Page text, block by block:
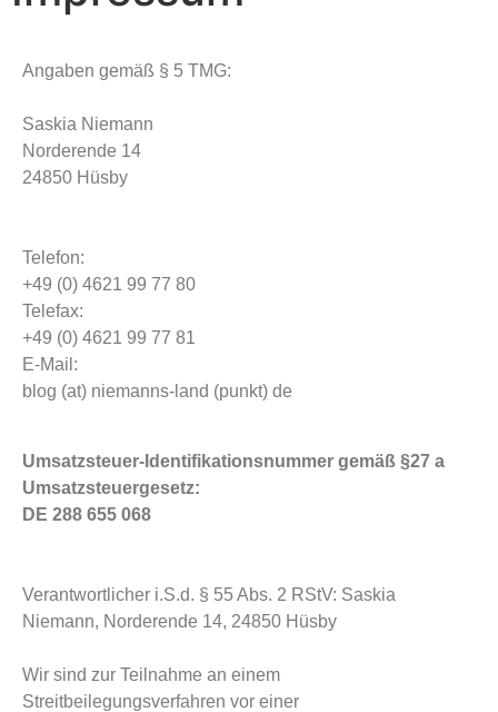
Angaben gemäß § 5 TMG:
Saskia Niemann
Norderende 14
24850 Hüsby
Telefon:
+49 (0) 4621 99 77 80
Telefax:
+49 (0) 4621 99 77 81
E-Mail:
blog (at) niemanns-land (punkt) de
Umsatzsteuer-Identifikationsnummer gemäß §27 a
Umsatzsteuergesetz:
DE 288 655 068
Verantwortlicher i.S.d. § 55 Abs. 2 RStV: Saskia
Niemann, Norderende 14, 24850 Hüsby
Wir sind zur Teilnahme an einem
Streitbeilegungsverfahren vor einer